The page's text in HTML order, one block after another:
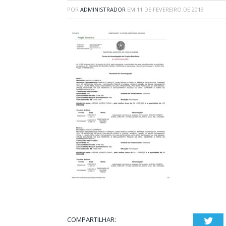
POR ADMINISTRADOR EM 11 DE FEVEREIRO DE 2019
COMPARTILHAR: